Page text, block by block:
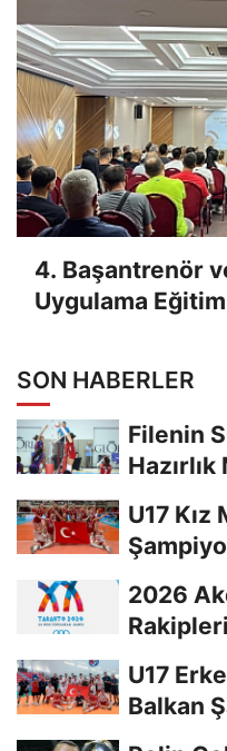
4. Başantrenör
Uygulama
SON HABERLER
Filenin
Hazırlık
U17 Kız
2026
U17
Balkan